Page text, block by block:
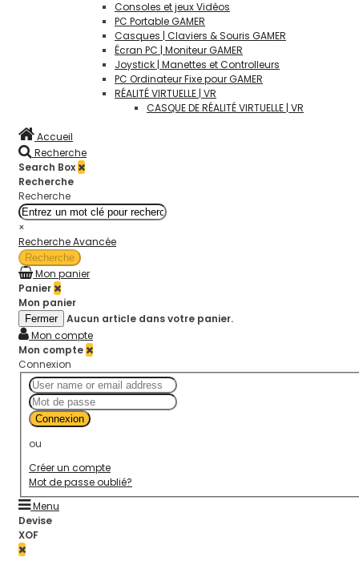
Consoles et jeux Vidéos
PC Portable GAMER
Casques | Claviers & Souris GAMER
Écran PC | Moniteur GAMER
Joystick | Manettes et Controlleurs
PC Ordinateur Fixe pour GAMER
RÉALITÉ VIRTUELLE | VR
CASQUE DE RÉALITÉ VIRTUELLE | VR
Accueil
Recherche
Search Box
Recherche
Recherche
×
Recherche Avancée
Recherche
Mon panier
Panier
Mon panier
Fermer
Aucun article dans votre panier.
Mon compte
Mon compte
Connexion
Connexion
ou
Créer un compte
Mot de passe oublié?
Menu
Devise
XOF